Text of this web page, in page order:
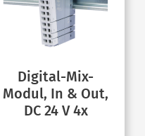
Digital-Mix-
Modul, In & Out,
DC 24 V 4x